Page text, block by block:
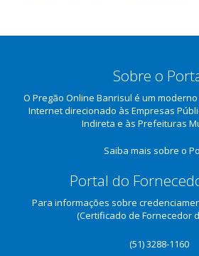
Sobre o
O Pregão Online Banrisul é um
Internet direcionado às Empresas
Indireta e às Prefeituras
Saiba mais sobre o
Portal do
Para informações sobre
(Certificado de Fornecedor
(51) 3288-1160